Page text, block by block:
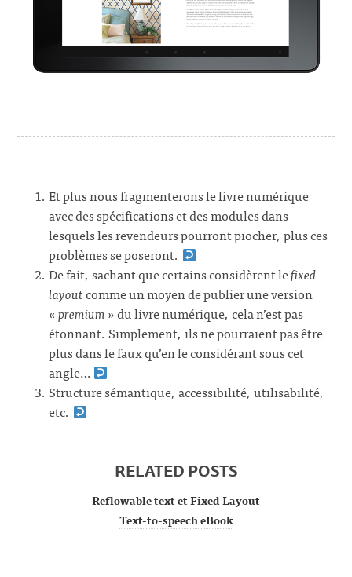
Et plus nous fragmenterons le livre numérique
avec des spécifications et des modules dans
lesquels les revendeurs pourront piocher, plus ces
problèmes se poseront.
De fait, sachant que certains considèrent lefixed-
layoutcomme un moyen de publier une version
«premium» du livre numérique, cela n’est pas
étonnant. Simplement, ils ne pourraient pas être
plus dans le faux qu’en le considérant sous cet
angle…
Structure sémantique, accessibilité, utilisabilité,
etc.
RELATED POSTS
Reflowable text et Fixed Layout
Text-to-speech eBook